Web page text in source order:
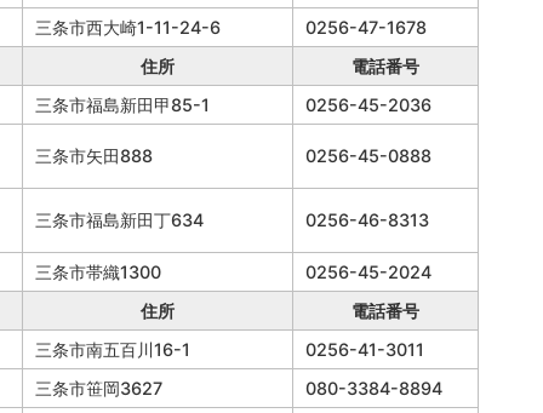
三条市西大崎1-11-24-6
0256-47-1678
住所 電話番号
三条市福島新田甲85-1
0256-45-2036
三条市矢田888 0256-45-0888
三条市福島新田丁634 0256-46-8313
三条市帯織1300
0256-45-2024
住所 電話番号
三条市南五百川16-1
0256-41-3011
三条市笹岡3627
080-3384-8894